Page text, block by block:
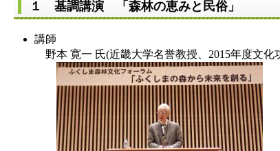
１ 基調講演 「森林の恵みと民俗」
講師
野本 寛一 氏(近畿大学名誉教授、2015年度文化